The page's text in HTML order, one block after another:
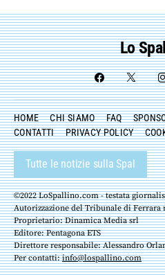
Lo
HOME CHI SIAMO FAQ
CONTATTI
PRIVACY POLICY
Tutte le notizie sulla Spal
©2022 LoSpallino.com - testata
Autorizzazione del Tribunale di Ferrara
Proprietario: Dinamica Media srl
Editore: Pentagona ETS
Direttore responsabile: Alessandro
Per contatti:info@lospallino.com